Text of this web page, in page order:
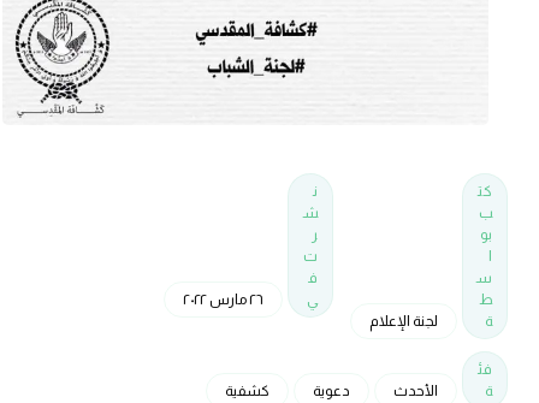
كت
ب
بو
س
ط
ة
لجنة الإعلام
ن
ش
ر
ت
ف
ي
٢٦ مارس ٢٠٢٢
فئ
ة
الأحدث دعوية كشفية